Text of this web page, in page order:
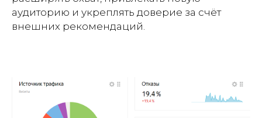
аудиторию и укреплять доверие за счёт
внешних рекомендаций.